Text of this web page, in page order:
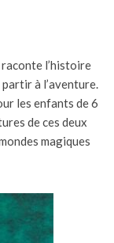
l’histoire
à l’aventure.
les enfants de 6
de ces deux
magiques